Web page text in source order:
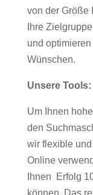
von der Größe
Ihre
und
Wünschen.
Unsere Tools:
Um Ihnen
den
wir flexible
Online
Ihnen Erfolg
können. Das